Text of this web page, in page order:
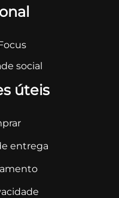
social
úteis
entrega